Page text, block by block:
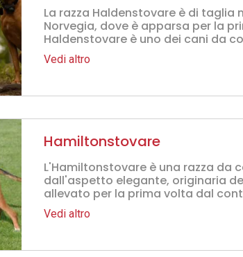
La razza Haldenstovare è di
Norvegia, dove è apparsa per la
Haldenstovare è uno dei cani da
Vedi altro
Hamiltonstovare
L'Hamiltonstovare è una razza da
dall'aspetto elegante, originaria
allevato per la prima volta dal
Vedi altro